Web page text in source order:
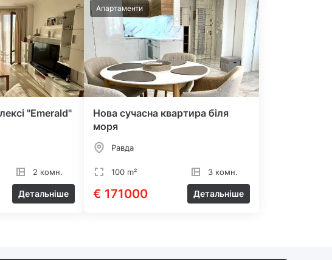
"Emerald"
2 комн.
Детальніше
Апартаменти
Нова сучасна квартира біля
моря
Равда
100 m² 3 комн.
€ 171000 Детальніше